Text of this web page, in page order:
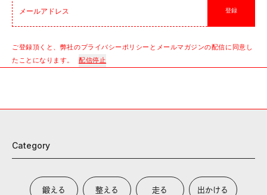
登録
ご登録頂くと、弊社のプライバシーポリシーとメールマガジンの配信に同意し
たことになります。
配信停止
Category
鍛える 整える 走る 出かける